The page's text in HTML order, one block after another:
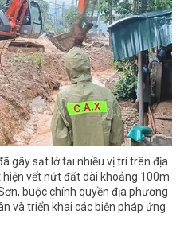
gây sạt lở tại nhiều vị trí trên địa
vết nứt đất dài khoảng 100m
buộc chính quyền địa phương
và triển khai các biện pháp ứng